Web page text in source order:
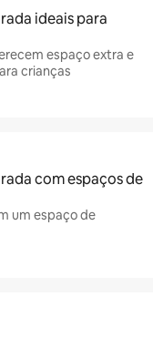
ideais para
espaço extra e
crianças
com espaços de
um espaço de